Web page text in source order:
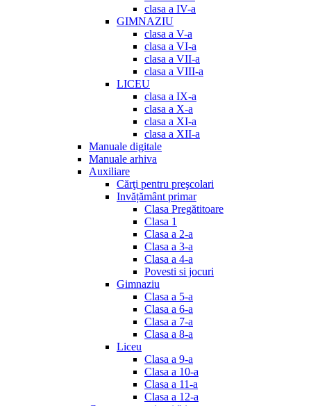
clasa a IV-a
GIMNAZIU
clasa a V-a
clasa a VI-a
clasa a VII-a
clasa a VIII-a
LICEU
clasa a IX-a
clasa a X-a
clasa a XI-a
clasa a XII-a
Manuale digitale
Manuale arhiva
Auxiliare
Cărţi pentru preşcolari
Invățământ primar
Clasa Pregătitoare
Clasa 1
Clasa a 2-a
Clasa a 3-a
Clasa a 4-a
Povesti si jocuri
Gimnaziu
Clasa a 5-a
Clasa a 6-a
Clasa a 7-a
Clasa a 8-a
Liceu
Clasa a 9-a
Clasa a 10-a
Clasa a 11-a
Clasa a 12-a